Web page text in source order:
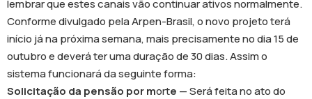
lembrar que estes canais vão continuar ativos normalmente.
Conforme divulgado pela Arpen-Brasil, o novo projeto terá
início já na próxima semana, mais precisamente no dia 15 de
outubro e deverá ter uma duração de 30 dias. Assim o
sistema funcionará da seguinte forma:
Solicitação da pensão por morte — Será feita no ato do